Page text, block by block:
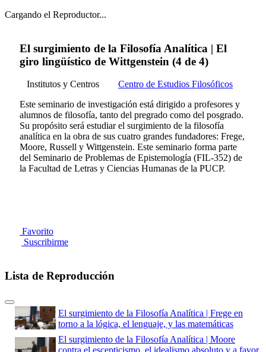
Cargando el Reproductor...
El surgimiento de la Filosofía Analítica | El
giro lingüístico de Wittgenstein (4 de 4)
Institutos y Centros
Centro de Estudios Filosóficos
Este seminario de investigación está dirigido a profesores y
alumnos de filosofía, tanto del pregrado como del posgrado.
Su propósito será estudiar el surgimiento de la filosofía
analítica en la obra de sus cuatro grandes fundadores: Frege,
Moore, Russell y Wittgenstein. Este seminario forma parte
del Seminario de Problemas de Epistemología (FIL-352) de
la Facultad de Letras y Ciencias Humanas de la PUCP.
Favorito
Suscribirme
Lista de Reproducción
El surgimiento de la Filosofía Analítica | Frege en
torno a la lógica, el lenguaje, y las matemáticas
El surgimiento de la Filosofía Analítica | Moore
contra el escepticismo, el idealismo absoluto y a favor